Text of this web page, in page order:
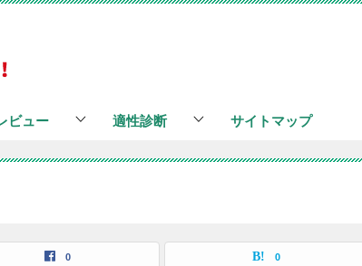
ビュー 適性診断 サイトマップ
0 0